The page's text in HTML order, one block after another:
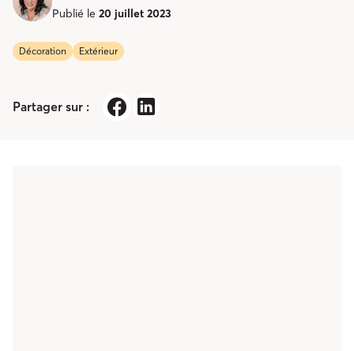
Publié le 20 juillet 2023
Décoration Extérieur
Partager sur :